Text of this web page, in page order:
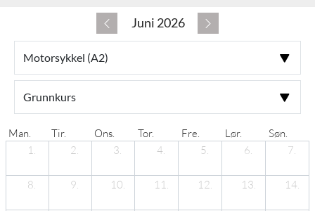
Juni 2026
Man. Tir. Ons. Tor. Fre. Lør.
Søn.
1.
2. 3. 4. 5. 6. 7.
8. 9. 10. 11. 12. 13. 14.